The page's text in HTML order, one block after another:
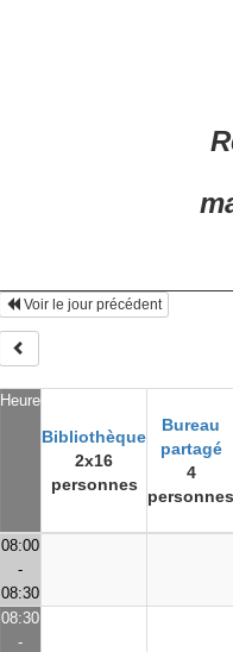
Heure
Bibliothèque
2x16
personnes
Bureau
partagé
4
personnes
Voir le jour précédent
08:00
-
08:30
08:30
-